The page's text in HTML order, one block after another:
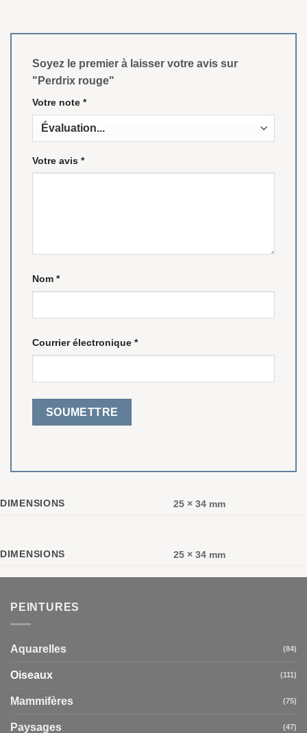
Soyez le premier à laisser votre avis sur
"Perdrix rouge"
Votre note *
Votre avis *
Nom *
Courrier électronique *
DIMENSIONS 25 × 34 mm
DIMENSIONS 25 × 34 mm
PEINTURES
Aquarelles (84)
Oiseaux (111)
Mammifères (75)
Paysages (47)